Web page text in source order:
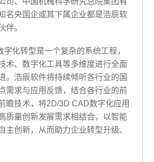
名央国企或其下属企业都是浩辰软
伴。
字化转型是一个复杂的系统工程，
术、数字化工具等多维度进行全面
。浩辰软件将持续倾听各行业的国
需求与应用反馈，结合各行业的前
瞻技术，将2D/3D CAD数字化应用
质量创新发展需求相结合，以智能
主创新，从而助力企业转型升级、